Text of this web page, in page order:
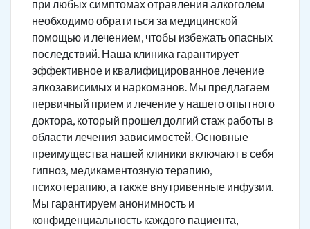
при любых симптомах отравления алкоголем
необходимо обратиться за медицинской
помощью и лечением, чтобы избежать опасных
последствий. Наша клиника гарантирует
эффективное и квалифицированное лечение
алкозависимых и наркоманов. Мы предлагаем
первичный прием и лечение у нашего опытного
доктора, который прошел долгий стаж работы в
области лечения зависимостей. Основные
преимущества нашей клиники включают в себя
гипноз, медикаментозную терапию,
психотерапию, а также внутривенные инфузии.
Мы гарантируем анонимность и
конфиденциальность каждого пациента,